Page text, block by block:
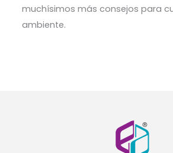
muchísimos más consejos para
ambiente.